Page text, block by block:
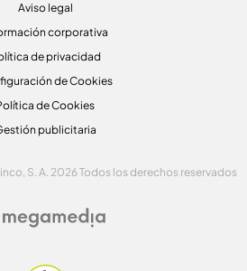
Aviso legal
corporativa
de privacidad
de Cookies
de Cookies
publicitaria
S. A. 2026 Todos los derechos reservados